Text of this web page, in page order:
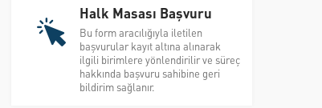
Halk Masası Başvuru
Bu form aracılığıyla iletilen
başvurular kayıt altına alınarak
ilgili birimlere yönlendirilir ve süreç
hakkında başvuru sahibine geri
bildirim sağlanır.